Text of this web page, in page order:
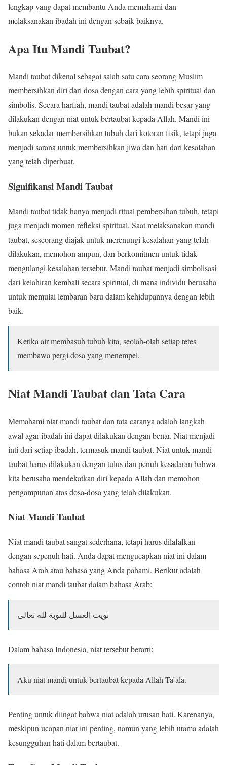
lengkap yang dapat membantu Anda memahami dan
melaksanakan ibadah ini dengan sebaik-baiknya.
Apa Itu Mandi Taubat?
Mandi taubat dikenal sebagai salah satu cara seorang Muslim
membersihkan diri dari dosa dengan cara yang lebih spiritual dan
simbolis. Secara harfiah, mandi taubat adalah mandi besar yang
dilakukan dengan niat untuk bertaubat kepada Allah. Mandi ini
bukan sekadar membersihkan tubuh dari kotoran fisik, tetapi juga
menjadi sarana untuk membersihkan jiwa dan hati dari kesalahan
yang telah diperbuat.
Signifikansi Mandi Taubat
Mandi taubat tidak hanya menjadi ritual pembersihan tubuh, tetapi
juga menjadi momen refleksi spiritual. Saat melaksanakan mandi
taubat, seseorang diajak untuk merenungi kesalahan yang telah
dilakukan, memohon ampun, dan berkomitmen untuk tidak
mengulangi kesalahan tersebut. Mandi taubat menjadi simbolisasi
dari kelahiran kembali secara spiritual, di mana individu berusaha
untuk memulai lembaran baru dalam kehidupannya dengan lebih
baik.
Ketika air membasuh tubuh kita, seolah-olah setiap tetes
membawa pergi dosa yang menempel.
Niat Mandi Taubat dan Tata Cara
Memahami niat mandi taubat dan tata caranya adalah langkah
awal agar ibadah ini dapat dilakukan dengan benar. Niat menjadi
inti dari setiap ibadah, termasuk mandi taubat. Niat untuk mandi
taubat harus dilakukan dengan tulus dan penuh kesadaran bahwa
kita berusaha mendekatkan diri kepada Allah dan memohon
pengampunan atas dosa-dosa yang telah dilakukan.
Niat Mandi Taubat
Niat mandi taubat sangat sederhana, tetapi harus dilafalkan
dengan sepenuh hati. Anda dapat mengucapkan niat ini dalam
bahasa Arab atau bahasa yang Anda pahami. Berikut adalah
contoh niat mandi taubat dalam bahasa Arab:
نويت الغسل للتوبة لله تعالى
Dalam bahasa Indonesia, niat tersebut berarti:
Aku niat mandi untuk bertaubat kepada Allah Ta’ala.
Penting untuk diingat bahwa niat adalah urusan hati. Karenanya,
meskipun ucapan niat ini penting, namun yang lebih utama adalah
kesungguhan hati dalam bertaubat.